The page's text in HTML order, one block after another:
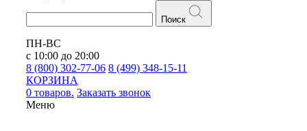
Поиск
ПН-ВС
с 10:00 до 20:00
8 (800) 302-77-06 8 (499) 348-15-11
КОРЗИНА
0 товаров. Заказать звонок
Меню